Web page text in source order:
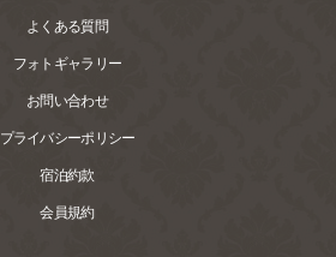
よくある質問
フォトギャラリー
お問い合わせ
プライバシーポリシー
宿泊約款
会員規約